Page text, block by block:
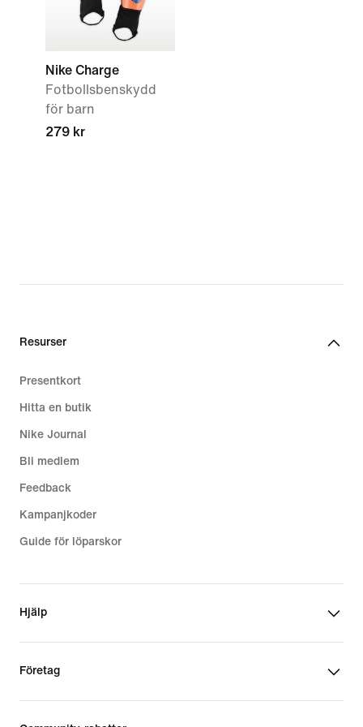
Nike Charge
Fotbollsbenskydd
för barn
279 kr
Resurser
Presentkort
Hitta en butik
Nike Journal
Bli medlem
Feedback
Kampanjkoder
Guide för löparskor
Hjälp
Företag